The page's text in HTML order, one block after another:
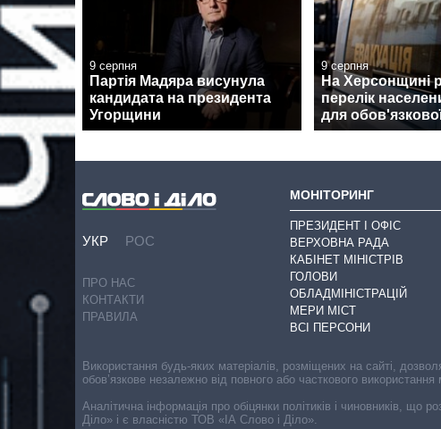
9 серпня
Партія Мадяра висунула
кандидата на президента
Угорщини
9 серпня
На Херсонщині
перелік
для
УКР РОС
ПРО НАС
КОНТАКТИ
ПРАВИЛА
МОНІТОРИНГ
ПРЕЗИДЕНТ І ОФІС
ВЕРХОВНА РАДА
КАБІНЕТ МІНІСТРІВ
ГОЛОВИ
ОБЛАДМІНІСТРАЦІЙ
МЕРИ МІСТ
ВСІ ПЕРСОНИ
Використання будь-яких матеріалів, розміщених на сайті,
обов’язкове незалежно від повного або часткового використання
Аналітична інформація про обіцянки політиків і чиновників,
Діло» і є власністю ТОВ «ІА Слово і Діло».